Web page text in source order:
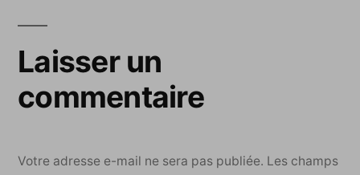
Laisser un
commentaire
Votre adresse e-mail ne sera pas publiée. Les champs